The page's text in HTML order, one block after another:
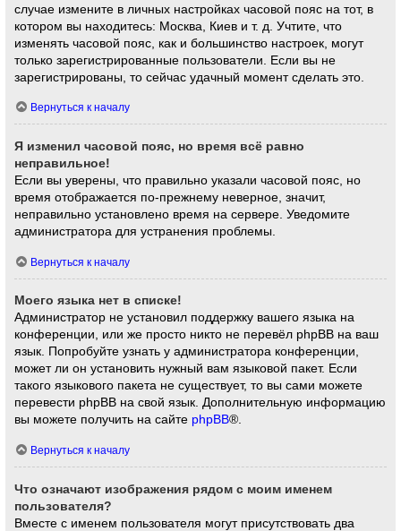
случае измените в личных настройках часовой пояс на тот, в
котором вы находитесь: Москва, Киев и т. д. Учтите, что
изменять часовой пояс, как и большинство настроек, могут
только зарегистрированные пользователи. Если вы не
зарегистрированы, то сейчас удачный момент сделать это.
Вернуться к началу
Я изменил часовой пояс, но время всё равно
неправильное!
Если вы уверены, что правильно указали часовой пояс, но
время отображается по-прежнему неверное, значит,
неправильно установлено время на сервере. Уведомите
администратора для устранения проблемы.
Вернуться к началу
Моего языка нет в списке!
Администратор не установил поддержку вашего языка на
конференции, или же просто никто не перевёл phpBB на ваш
язык. Попробуйте узнать у администратора конференции,
может ли он установить нужный вам языковой пакет. Если
такого языкового пакета не существует, то вы сами можете
перевести phpBB на свой язык. Дополнительную информацию
вы можете получить на сайте phpBB®.
Вернуться к началу
Что означают изображения рядом с моим именем
пользователя?
Вместе с именем пользователя могут присутствовать два